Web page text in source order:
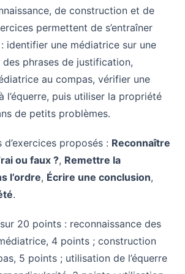
de construction et de
permettent de s’entraîner
identifier une médiatrice sur une
phrases de justification,
au compas, vérifier une
l’équerre, puis utiliser la propriété
de petits problèmes.
proposés : Reconnaître
ou faux ?, Remettre la
l’ordre, Écrire une conclusion,
.
20 points : reconnaissance des
4 points ; construction
5 points ; utilisation de l’équerre